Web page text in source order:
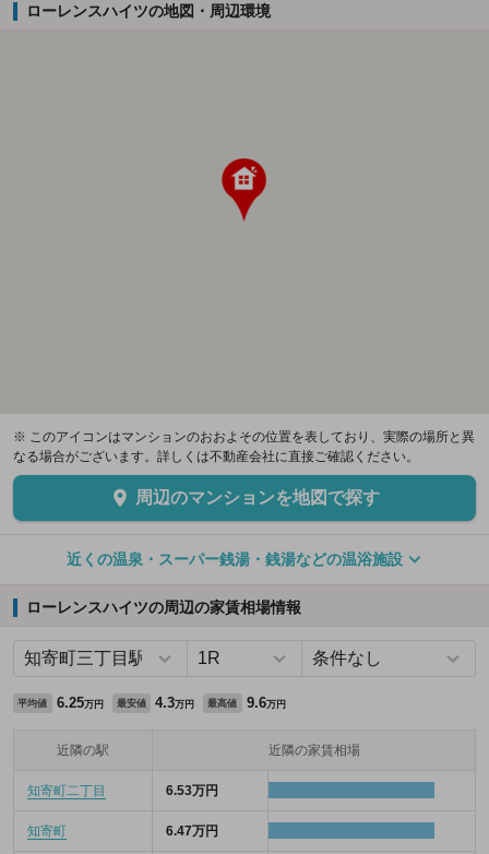
ローレンスハイツの地図・周辺環境
※ このアイコンはマンションのおおよその位置を表しており、実際の場所と異
なる場合がございます。詳しくは不動産会社に直接ご確認ください。
周辺のマンションを地図で探す
近くの温泉・スーパー銭湯・銭湯などの温浴施設
ローレンスハイツの周辺の家賃相場情報
平均値 6.25万円 最安値 4.3万円 最高値 9.6万円
近隣の駅 近隣の家賃相場
知寄町二丁目 6.53万円
知寄町 6.47万円